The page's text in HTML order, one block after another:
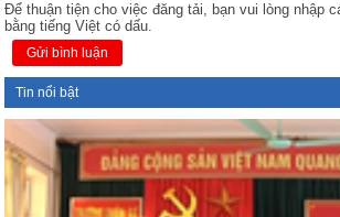
Để thuận tiện cho việc đăng tải, bạn vui lòng nhập
bằng tiếng Việt có dấu.
Gửi bình luận
Tin nổi bật